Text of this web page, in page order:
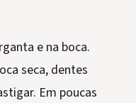
e na boca.
seca, dentes
Em poucas